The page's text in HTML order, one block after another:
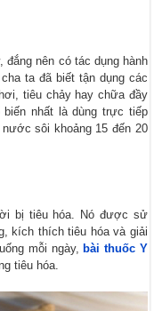
nên có tác dụng hành
ta đã biết tận dụng các
tiêu chảy hay chữa đầy
nhất là dùng trực tiếp
sôi khoảng 15 đến 20
bị tiêu hóa. Nó được sử
kích thích tiêu hóa và giải
mỗi ngày, bài thuốc Y
tiêu hóa.